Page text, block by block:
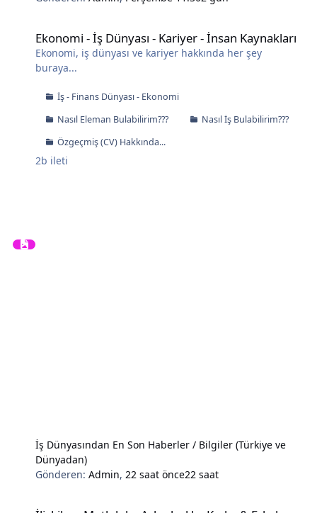
Ekonomi - İş Dünyası - Kariyer - İnsan Kaynakları
Ekonomi, iş dünyası ve kariyer hakkında her şey
buraya...
İş - Finans Dünyası - Ekonomi
Nasıl Eleman Bulabilirim???
Nasıl İş Bulabilirim???
Özgeçmiş (CV) Hakkında...
2b ileti
İş Dünyasından En Son Haberler / Bilgiler (Türkiye ve
Dünyadan)
Gönderen:Admin, 22 saat önce22 saat